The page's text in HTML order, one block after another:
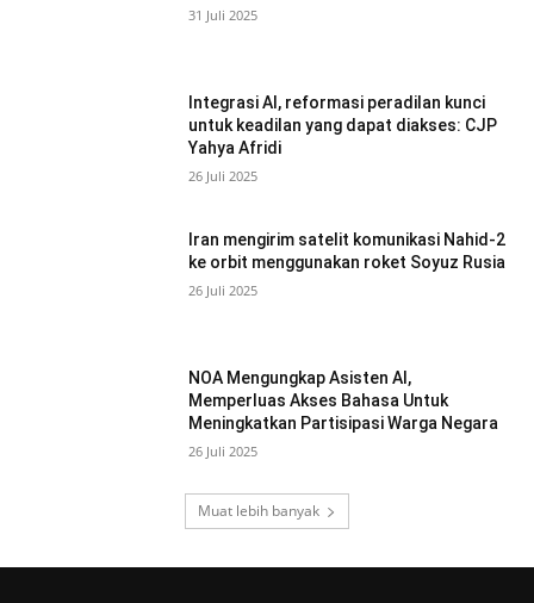
31 Juli 2025
Integrasi AI, reformasi peradilan kunci
untuk keadilan yang dapat diakses: CJP
Yahya Afridi
26 Juli 2025
Iran mengirim satelit komunikasi Nahid-2
ke orbit menggunakan roket Soyuz Rusia
26 Juli 2025
NOA Mengungkap Asisten AI,
Memperluas Akses Bahasa Untuk
Meningkatkan Partisipasi Warga Negara
26 Juli 2025
Muat lebih banyak